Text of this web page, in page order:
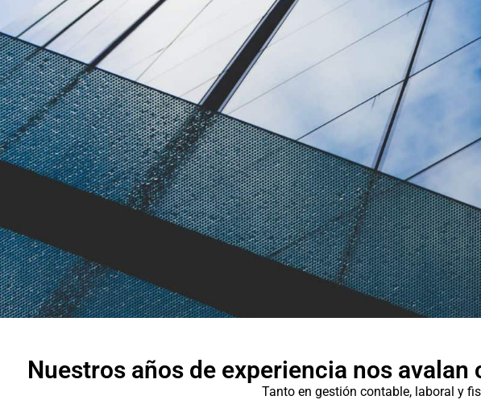
Nuestros años de experiencia nos
Tanto en gestión contable, laboral y